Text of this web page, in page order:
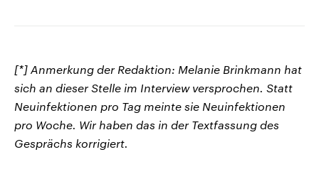
[*] Anmerkung der Redaktion: Melanie Brinkmann hat
sich an dieser Stelle im Interview versprochen. Statt
Neuinfektionen pro Tag meinte sie Neuinfektionen
pro Woche. Wir haben das in der Textfassung des
Gesprächs korrigiert.